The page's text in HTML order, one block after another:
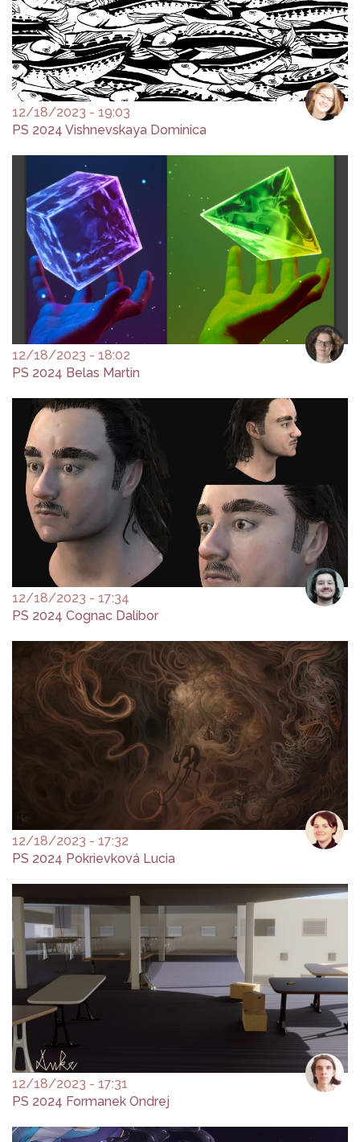
12/18/2023 - 19:03
PS 2024 Vishnevskaya Dominica
12/18/2023 - 18:02
PS 2024 Belas Martin
12/18/2023 - 17:34
PS 2024 Cognac Dalibor
12/18/2023 - 17:32
PS 2024 Pokrievková Lucia
12/18/2023 - 17:31
PS 2024 Formanek Ondrej